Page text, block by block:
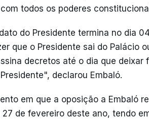
todos os poderes
do Presidente termina no dia
que o Presidente sai do Palácio
decretos até o dia que deixar
declarou Embaló.
em que a oposição a Embaló
de fevereiro deste ano, tendo